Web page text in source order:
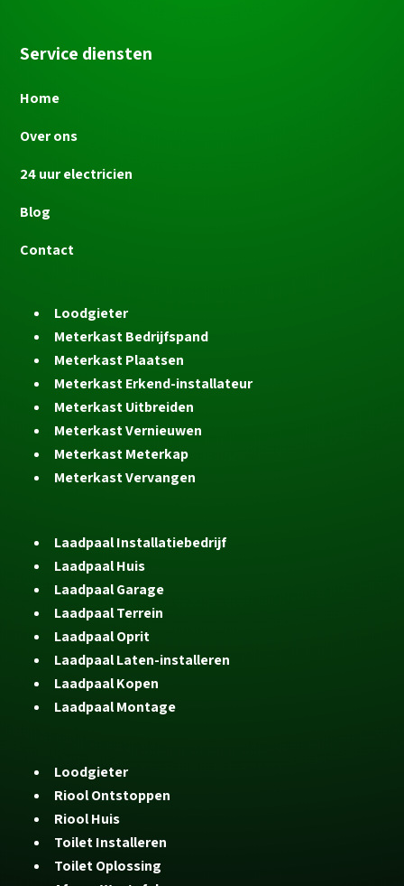
Service diensten
Home
Over ons
24 uur electricien
Blog
Contact
Loodgieter
Meterkast Bedrijfspand
Meterkast Plaatsen
Meterkast Erkend-installateur
Meterkast Uitbreiden
Meterkast Vernieuwen
Meterkast Meterkap
Meterkast Vervangen
Laadpaal Installatiebedrijf
Laadpaal Huis
Laadpaal Garage
Laadpaal Terrein
Laadpaal Oprit
Laadpaal Laten-installeren
Laadpaal Kopen
Laadpaal Montage
Loodgieter
Riool Ontstoppen
Riool Huis
Toilet Installeren
Toilet Oplossing